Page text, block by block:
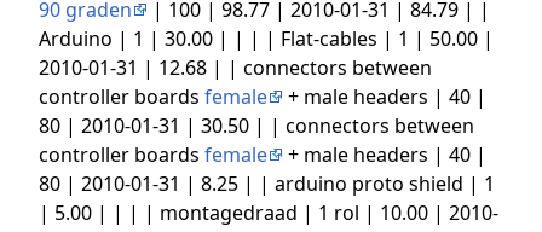
90 graden
| 100 | 98.77 | 2010-01-31 | 84.79 | |
Arduino | 1 | 30.00 | | | | Flat-cables | 1 | 50.00 |
2010-01-31 | 12.68 | | connectors between
controller boards female
+ male headers | 40 |
80 | 2010-01-31 | 30.50 | | connectors between
controller boards female
+ male headers | 40 |
80 | 2010-01-31 | 8.25 | | arduino proto shield | 1
| 5.00 | | | | montagedraad | 1 rol | 10.00 | 2010-